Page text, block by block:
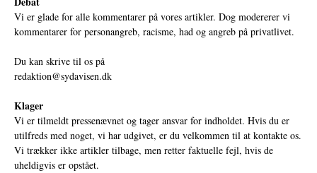
Vi er glade for alle kommentarer på vores artikler. Dog modererer vi
kommentarer for personangreb, racisme, had og angreb på privatlivet.
Du kan skrive til os på
redaktion@sydavisen.dk
Klager
Vi er tilmeldt pressenævnet og tager ansvar for indholdet. Hvis du er
utilfreds med noget, vi har udgivet, er du velkommen til at kontakte os.
Vi trækker ikke artikler tilbage, men retter faktuelle fejl, hvis de
uheldigvis er opstået.